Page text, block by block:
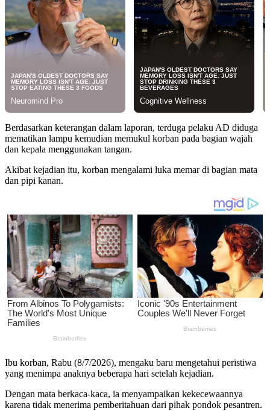
Berdasarkan keterangan dalam laporan, terduga pelaku AD diduga
mematikan lampu kemudian memukul korban pada bagian wajah
dan kepala menggunakan tangan.
Akibat kejadian itu, korban mengalami luka memar di bagian mata
dan pipi kanan.
Ibu korban, Rabu (8/7/2026), mengaku baru mengetahui peristiwa
yang menimpa anaknya beberapa hari setelah kejadian.
Dengan mata berkaca-kaca, ia menyampaikan kekecewaannya
karena tidak menerima pemberitahuan dari pihak pondok pesantren.